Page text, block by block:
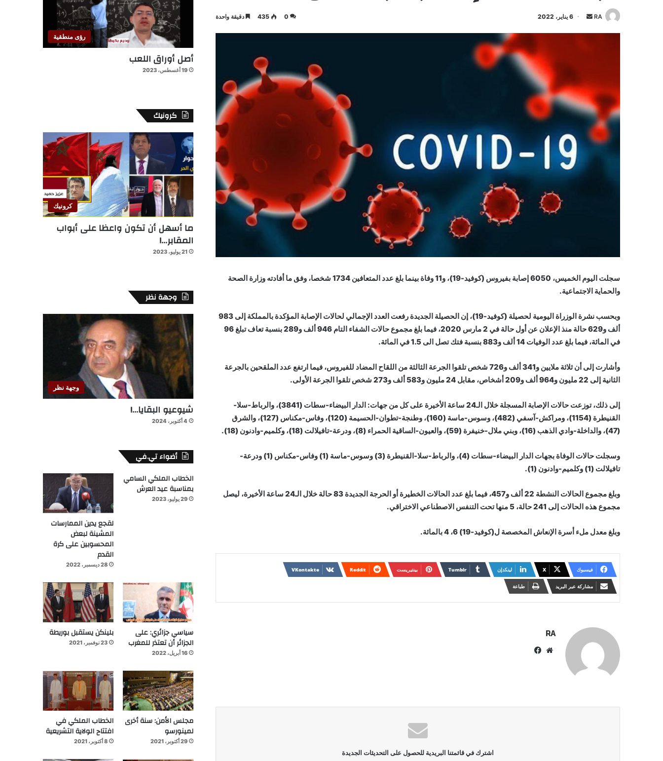
RA
أرسل 6 يناير، 2022 0
435 دقيقة واحدة
سجلت اليوم الخميس، 6050 إصابة بفيروس (كوفيد-19)، و11 وفاة بينما بلغ عدد المتعافين 1734 شخصا، وفق ما أفادته وزارة الصحة
والحماية الاجتماعية.
وبحسب نشرة الوزراة اليومية لحصيلة (كوفيد-19)، إن الحصيلة الجديدة رفعت العدد الإجمالي لحالات الإصابة المؤكدة بالمملكة إلى 983
ألف و629 حالة منذ الإعلان عن أول حالة في 2 مارس 2020، فيما بلغ مجموع حالات الشفاء التام 946 ألف و289 بنسبة تعاف تبلغ 96
في المائة، فيما بلغ عدد الوفيات 14 ألف و883 بنسبة فتك تصل الى 1.5 في المائة.
وأشارت إلى أن ثلاثة ملايين و341 ألف و726 شخص تلقوا الجرعة الثالثة من اللقاح المضاد للفيروس، فيما ارتفع عدد الملقحين بالجرعة
الثانية إلى 22 مليون و964 ألف و209 أشخاص، مقابل 24 مليون و583 ألف و273 شخص تلقوا الجرعة الأولى.
إلى ذلك، توزعت حالات الإصابة المسجلة خلال الـ24 ساعة الأخيرة على كل من جهات: الدار البيضاء-سطات (3841)، والرباط-سلا-
القنيطرة (1154)، ومراكش-آسفي (482)، وسوس-ماسة (160)، وطنجة-تطوان-الحسيمة (120)، وفاس-مكناس (127)، والشرق
(47)، والداخلة-وادي الذهب (16)، وبني ملال-خنيفرة (59)، والعيون-الساقية الحمراء (8)، ودرعة-تافيلالت (18)، وكلميم-وادنون (18).
وسجلت حالات الوفاة بجهات الدار البيضاء-سطات (4)، والرباط-سلا-القنيطرة (3) وسوس-ماسة (1) وفاس-مكناس (1) ودرعة-
تافيلالت (1) وكلميم-وادنون (1).
وبلغ مجموع الحالات النشطة 22 ألف و457، فيما بلغ عدد الحالات الخطيرة أو الحرجة الجديدة 83 حالة خلال الـ24 ساعة الأخيرة، ليصل
مجموع هذه الحالات إلى 241 حالة، 5 منها تحت التنفس الاصطناعي الاختراقي.
وبلغ معدل ملء أسرة الإنعاش المخصصة ل(كوفيد-19) 6، 4 بالمائة.
فيسبوك X لينكدإن بينتيريست
مشاركة عبر البريد طباعة
RA
موقع
اشترك في قائمتنا البريدية للحصول على التحديثات الجديدة
رؤى منطقية
أصل أوراق اللعب
19 أغسطس، 2023
كرونيك
كرونيك
ما أسهل أن تكون واعظا على أبواب
المقابر…!
21 يوليو، 2023
وجهة نظر
وجهة نظر
شيوعيو البقايا…!
4 أكتوبر، 2024
أضواء تي.في
الخطاب الملكي السامي
بمناسبة عيد العرش
29 يوليو، 2023
لقجع يدين الممارسات
المشينة لبعض
المحسوبين على كرة
القدم
28 ديسمبر، 2022
سياسي جزائري: على
الجزائر أن تعتذر للمغرب
16 أبريل، 2022
بلينكن يستقبل بوريطة
23 نوفمبر، 2021
مجلس الأمن: سنة أخرى
لمينورسو
29 أكتوبر، 2021
الخطاب الملكي في
افتتاح الولاية التشريعية
8 أكتوبر، 2021